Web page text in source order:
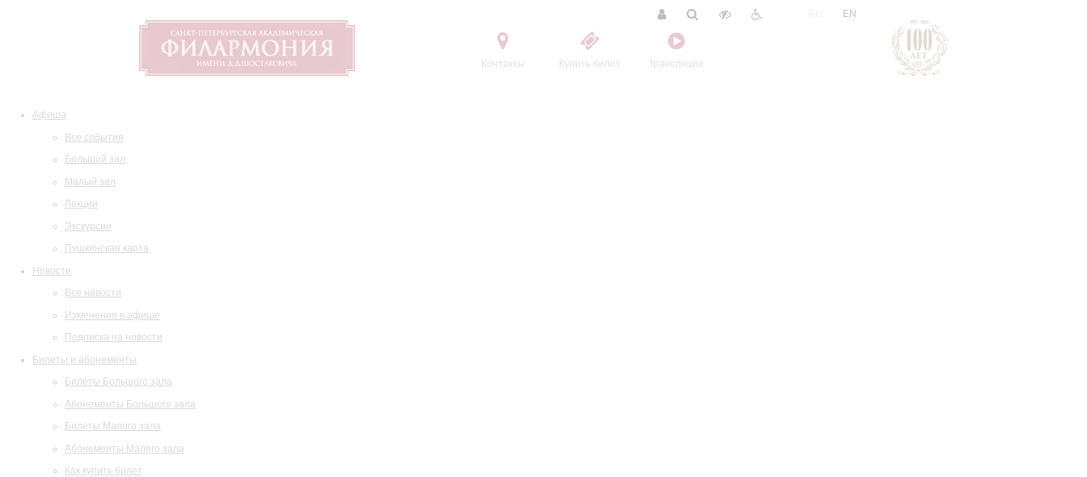
Контакты Купить билет Трансляции
EN
Афиша
Все события
Большой зал
Малый зал
Лекции
Экскурсии
Пушкинская карта
Новости
Все новости
Изменения в афише
Подписка на новости
Билеты и абонементы
Билеты Большого зала
Абонементы Большого зала
Билеты Малого зала
Абонементы Малого зала
Как купить билет